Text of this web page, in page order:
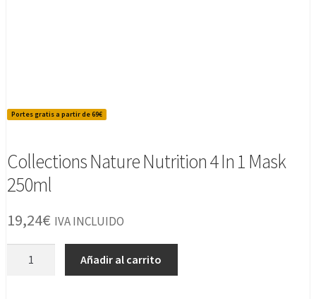
Portes gratis a partir de 69€
Collections Nature Nutrition 4 In 1 Mask
250ml
19,24€ IVA INCLUIDO
Añadir al carrito